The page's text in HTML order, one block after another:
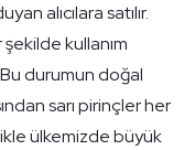
alıcılara satılır.
kullanım
durumun doğal
sarı pirinçler her
ülkemizde büyük